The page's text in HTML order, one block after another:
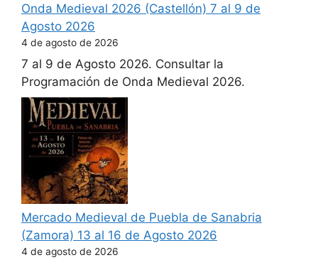
Onda Medieval 2026 (Castellón) 7 al 9 de
Agosto 2026
4 de agosto de 2026
7 al 9 de Agosto 2026. Consultar la
Programación de Onda Medieval 2026.
Mercado Medieval de Puebla de Sanabria
(Zamora) 13 al 16 de Agosto 2026
4 de agosto de 2026